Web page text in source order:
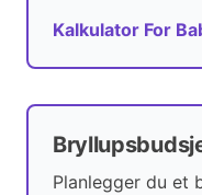
Kalkulator For
Planlegger du et